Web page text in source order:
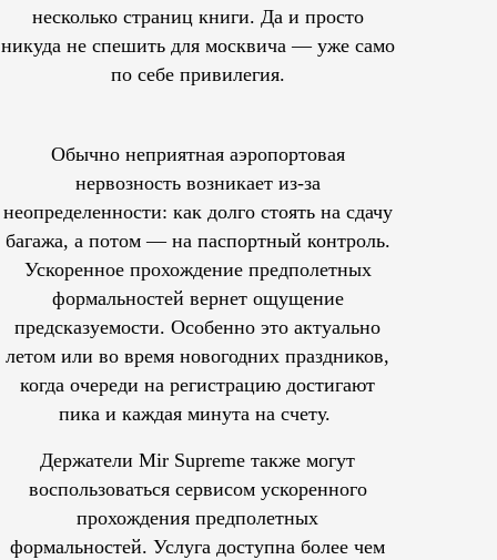
несколько страниц книги. Да и просто
никуда не спешить для москвича — уже само
по себе привилегия.
Обычно неприятная аэропортовая
нервозность возникает из-за
неопределенности: как долго стоять на сдачу
багажа, а потом — на паспортный контроль.
Ускоренное прохождение предполетных
формальностей вернет ощущение
предсказуемости. Особенно это актуально
летом или во время новогодних праздников,
когда очереди на регистрацию достигают
пика и каждая минута на счету.
Держатели Mir Supreme также могут
воспользоваться сервисом ускоренного
прохождения предполетных
формальностей. Услуга доступна более чем